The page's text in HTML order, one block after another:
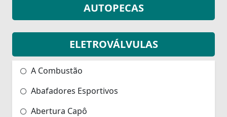
AUTOPECAS
ELETROVÁLVULAS
A Combustão
Abafadores Esportivos
Abertura Capô